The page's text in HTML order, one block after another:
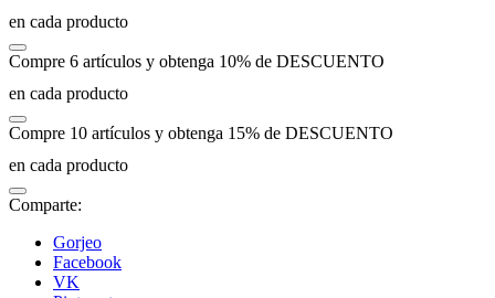
panel
panel
panel
panel
panel
en cada producto
Compre 6 artículos y obtenga 10% de DESCUENTO
en cada producto
Compre 10 artículos y obtenga 15% de DESCUENTO
en cada producto
Comparte:
Gorjeo
Facebook
VK